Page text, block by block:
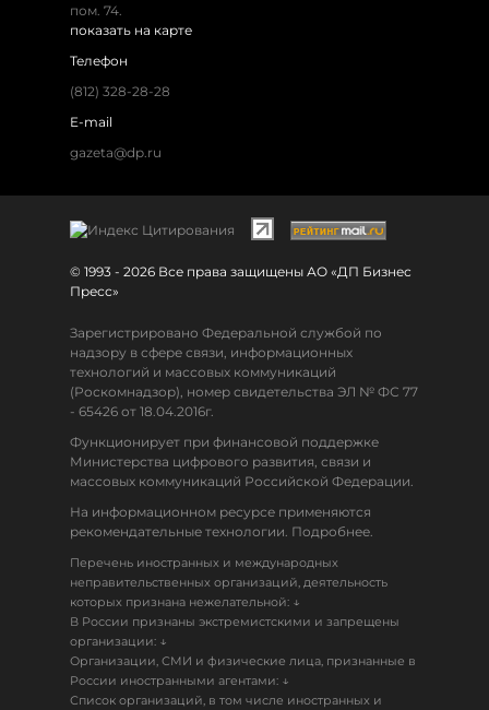
пом. 74.
показать на карте
Телефон
(812) 328-28-28
E-mail
gazeta@dp.ru
© 1993 - 2026 Все права защищены АО «ДП Бизнес
Пресс»
Зарегистрировано Федеральной службой по
надзору в сфере связи, информационных
технологий и массовых коммуникаций
(Роскомнадзор), номер свидетельства ЭЛ № ФС 77
- 65426 от 18.04.2016г.
Функционирует при финансовой поддержке
Министерства цифрового развития, связи и
массовых коммуникаций Российской Федерации.
На информационном ресурсе применяются
рекомендательные технологии. Подробнее.
Перечень иностранных и международных
неправительственных организаций, деятельность
которых признана нежелательной: ↓
В России признаны экстремистскими и запрещены
организации: ↓
Организации, СМИ и физические лица, признанные в
России иностранными агентами: ↓
Список организаций, в том числе иностранных и